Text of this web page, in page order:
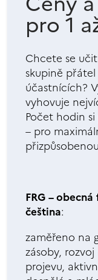
pro 1
Chcete se
skupině
účastnících?
vyhovuje
Počet hodin
– pro
FRG –
čeština:
zaměřeno na
zásoby,
projevu,